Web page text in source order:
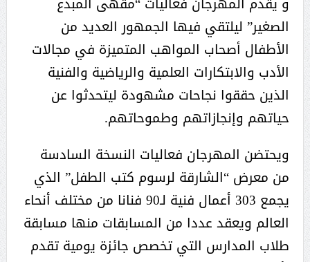
الصغير” ليلتقي فيها الجمهور العديد من
الأطفال أصحاب المواهب المتميزة في مجالات
الأدب والابتكارات العلمية والرياضية والفنية
الذين حققوا نجاحات مشهودة ليتحدثوا عن
حياتهم وإنجازاتهم وطموحاتهم.
ويحتضن المهرجان فعاليات النسخة السادسة
من معرض “الشارقة لرسوم كتب الطفل” الذي
يجمع 303 أعمال فنية لـ90 فنانا من مختلف أنحاء
العالم ويعقد عددا من المسابقات منها مسابقة
طلاب المدارس التي تخصص جائزة يومية تقدم